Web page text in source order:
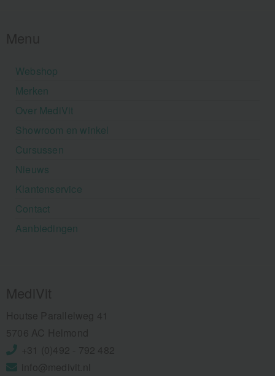
Webshop
Merken
Over MediVit
Showroom en winkel
Cursussen
Nieuws
Klantenservice
Contact
Aanbiedingen